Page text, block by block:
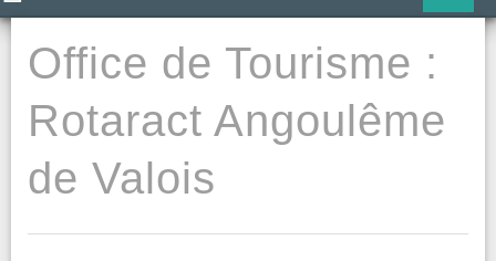
Office de Tourisme :
Rotaract Angoulême
de Valois